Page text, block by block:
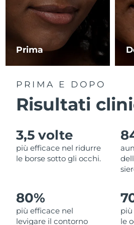
Prima
PRIMA E DOPO
Risultati
3,5 volte
più efficace nel ridurre
le borse sotto gli occhi.
80%
più efficace nel
levigare il contorno
le
RAS di Macao
Malaysia
Messico
Paesi Bassi
Nuova Zelanda
Oman